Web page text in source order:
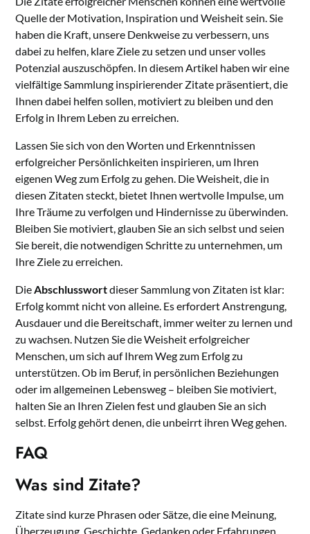
Quelle der Motivation, Inspiration und Weisheit sein. Sie
haben die Kraft, unsere Denkweise zu verbessern, uns
dabei zu helfen, klare Ziele zu setzen und unser volles
Potenzial auszuschöpfen. In diesem Artikel haben wir eine
vielfältige Sammlung inspirierender Zitate präsentiert, die
Ihnen dabei helfen sollen, motiviert zu bleiben und den
Erfolg in Ihrem Leben zu erreichen.
Lassen Sie sich von den Worten und Erkenntnissen
erfolgreicher Persönlichkeiten inspirieren, um Ihren
eigenen Weg zum Erfolg zu gehen. Die Weisheit, die in
diesen Zitaten steckt, bietet Ihnen wertvolle Impulse, um
Ihre Träume zu verfolgen und Hindernisse zu überwinden.
Bleiben Sie motiviert, glauben Sie an sich selbst und seien
Sie bereit, die notwendigen Schritte zu unternehmen, um
Ihre Ziele zu erreichen.
DieAbschlusswortdieser Sammlung von Zitaten ist klar:
Erfolg kommt nicht von alleine. Es erfordert Anstrengung,
Ausdauer und die Bereitschaft, immer weiter zu lernen und
zu wachsen. Nutzen Sie die Weisheit erfolgreicher
Menschen, um sich auf Ihrem Weg zum Erfolg zu
unterstützen. Ob im Beruf, in persönlichen Beziehungen
oder im allgemeinen Lebensweg – bleiben Sie motiviert,
halten Sie an Ihren Zielen fest und glauben Sie an sich
selbst. Erfolg gehört denen, die unbeirrt ihren Weg gehen.
FAQ
Was sind Zitate?
Zitate sind kurze Phrasen oder Sätze, die eine Meinung,
Überzeugung, Geschichte, Gedanken oder Erfahrungen